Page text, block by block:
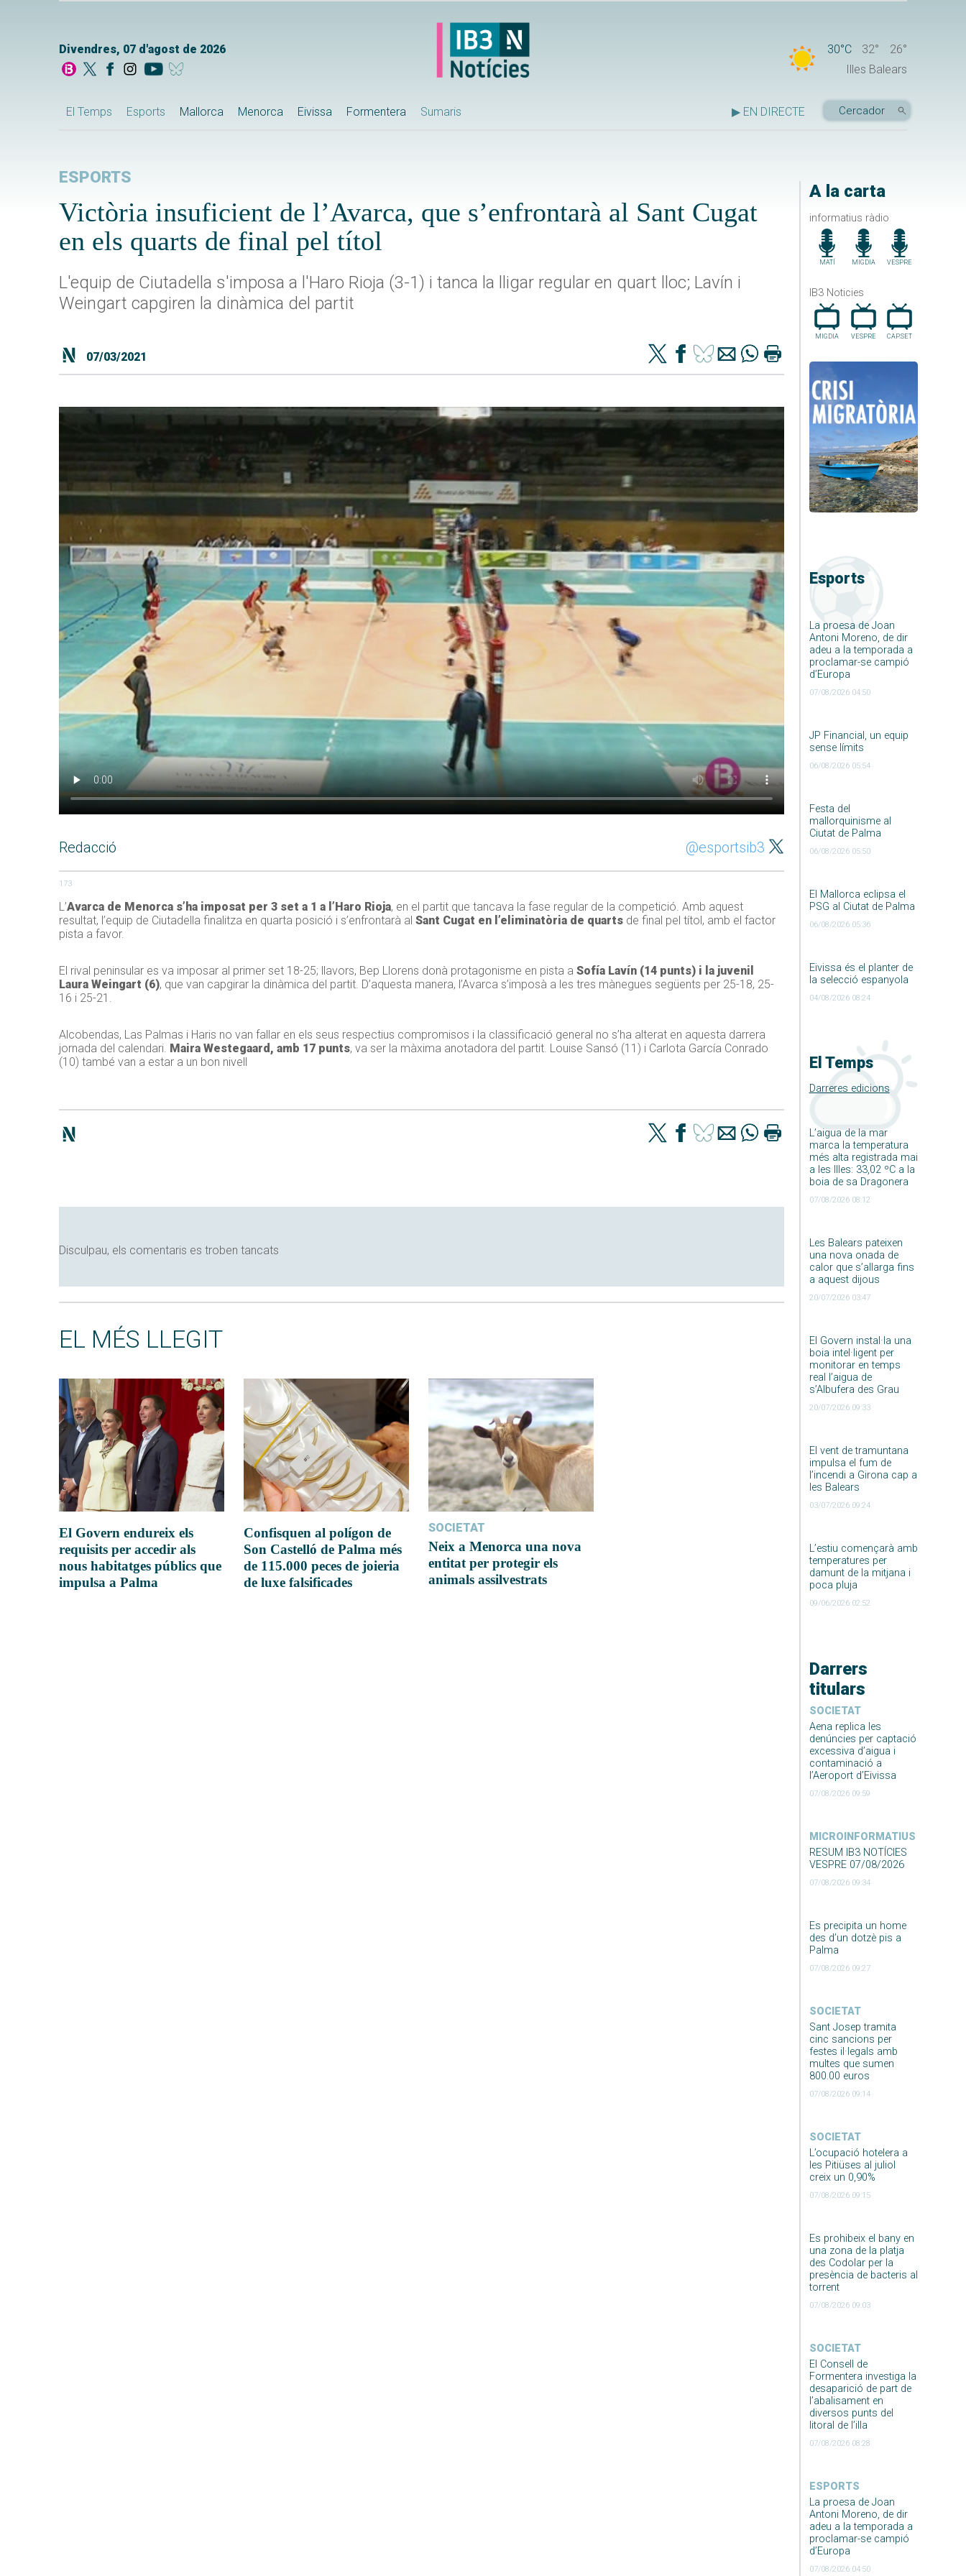
Divendres, 07 d'agost de 2026 30°C 32°
26°
Illes Balears
El Temps Esports Mallorca Menorca Eivissa Formentera Sumaris ▶ EN DIRECTE
A la carta
informatius ràdio
MATÍ MIGDIA VESPRE
IB3 Noticies
MIGDIA VESPRE CAP.SET
Esports
La proesa de Joan
Antoni Moreno, de dir
adeu a la temporada a
proclamar-se campió
d’Europa
07/08/2026 04:50
JP Financial, un equip
sense límits
06/08/2026 05:54
Festa del
mallorquinisme al
Ciutat de Palma
06/08/2026 05:50
El Mallorca eclipsa el
PSG al Ciutat de Palma
06/08/2026 05:36
Eivissa és el planter de
la selecció espanyola
04/08/2026 08:24
El Temps
Darreres edicions
L’aigua de la mar
marca la temperatura
més alta registrada mai
a les Illes: 33,02 ºC a la
boia de sa Dragonera
07/08/2026 08:12
Les Balears pateixen
una nova onada de
calor que s’allarga fins
a aquest dijous
20/07/2026 03:47
El Govern instal·la una
boia intel·ligent per
monitorar en temps
real l’aigua de
s’Albufera des Grau
20/07/2026 09:33
El vent de tramuntana
impulsa el fum de
l’incendi a Girona cap a
les Balears
03/07/2026 09:24
L’estiu començarà amb
temperatures per
damunt de la mitjana i
poca pluja
09/06/2026 02:52
Darrers
titulars
SOCIETAT
Aena replica les
denúncies per captació
excessiva d’aigua i
contaminació a
l’Aeroport d’Eivissa
07/08/2026 09:59
MICROINFORMATIUS
RESUM IB3 NOTÍCIES
VESPRE 07/08/2026
07/08/2026 09:34
Es precipita un home
des d’un dotzè pis a
Palma
07/08/2026 09:27
SOCIETAT
Sant Josep tramita
cinc sancions per
festes il·legals amb
multes que sumen
800.00 euros
07/08/2026 09:14
SOCIETAT
L’ocupació hotelera a
les Pitiüses al juliol
creix un 0,90%
07/08/2026 09:15
Es prohibeix el bany en
una zona de la platja
des Codolar per la
presència de bacteris al
torrent
07/08/2026 09:03
SOCIETAT
El Consell de
Formentera investiga la
desaparició de part de
l’abalisament en
diversos punts del
litoral de l’illa
07/08/2026 08:28
ESPORTS
La proesa de Joan
Antoni Moreno, de dir
adeu a la temporada a
proclamar-se campió
d’Europa
07/08/2026 04:50
ESPORTS
Victòria insuficient de l’Avarca, que s’enfrontarà al Sant Cugat
en els quarts de final pel títol
L'equip de Ciutadella s'imposa a l'Haro Rioja (3-1) i tanca la lligar regular en quart lloc; Lavín i
Weingart capgiren la dinàmica del partit
07/03/2021
Redacció @esportsib3
173
L’Avarca de Menorca s’ha imposat per 3 set a 1 a l’Haro Rioja, en el partit que tancava la fase regular de la competició. Amb aquest
resultat, l’equip de Ciutadella finalitza en quarta posició i s’enfrontarà al Sant Cugat en l’eliminatòria de quarts de final pel títol, amb el factor
pista a favor.
El rival peninsular es va imposar al primer set 18-25; llavors, Bep Llorens donà protagonisme en pista a Sofía Lavín (14 punts) i la juvenil
Laura Weingart (6), que van capgirar la dinàmica del partit. D’aquesta manera, l’Avarca s’imposà a les tres mànegues següents per 25-18, 25-
16 i 25-21.
Alcobendas, Las Palmas i Haris no van fallar en els seus respectius compromisos i la classificació general no s’ha alterat en aquesta darrera
jornada del calendari. Maira Westegaard, amb 17 punts, va ser la màxima anotadora del partit. Louise Sansó (11) i Carlota García Conrado
(10) també van a estar a un bon nivell
Disculpau, els comentaris es troben tancats
EL MÉS LLEGIT
El Govern endureix els
requisits per accedir als
nous habitatges públics que
impulsa a Palma
Confisquen al polígon de
Son Castelló de Palma més
de 115.000 peces de joieria
de luxe falsificades
SOCIETAT
Neix a Menorca una nova
entitat per protegir els
animals assilvestrats